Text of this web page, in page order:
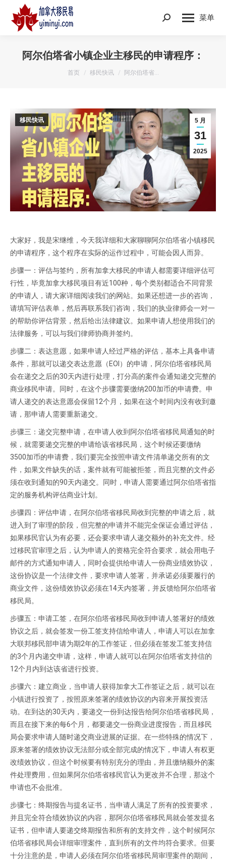
菜单
Search:
阿尔伯塔省小镇企业主移民的申请程序：
您在这里：
首页 移民快讯 阿尔伯塔省…
5 月
31
2025
移民快讯
大家好，我是宋继维，今天我详细和大家聊聊阿尔伯塔省小镇移民
的申请程序，这个程序在实际的运作过程中，可能会因人而异。
步骤一：评估与签约，所有加拿大移民的申请人都需要详细评估可
行性，毕竟加拿大移民项目有近100种，每个类别都适合不同背景
的申请人，请大家详细阅读我们的网站。如果还想进一步的咨询，
请填写评估表单，然后再联系我们咨询，我们的执业律师会一对一
的帮助你评估背景，然后给出法律建议。如果申请人想使用我们的
法律服务，可以与我们律师协商并签约。
步骤二：表达意愿，如果申请人经过严格的评估，基本上具备申请
条件，那就可以递交表达意愿（EOI）的申请，阿尔伯塔省移民局
会在递交之后的30天内进行处理，打分高的案件会通知递交完整的
商业移民申请。同时，在这个步骤需要缴纳200加币的申请费。申
请人递交的表达意愿会保留12个月，如果在这个时间内没有收到邀
请，那申请人需要重新递交。
步骤三：递交完整申请，在申请人收到阿尔伯塔省移民局通知的时
候，就需要递交完整的申请给该省移民局，这个时候还要缴纳
3500加币的申请费，我们要完全按照申请文件清单递交所有的文
件，如果文件缺失的话，案件就有可能被拒签，而且完整的文件必
须在收到通知的90天内递交。同时，申请人需要通过阿尔伯塔省指
定的服务机构评估商业计划。
步骤四：评估申请，在阿尔伯塔省移民局收到完整的申请之后，就
进入到了审理的阶段，但完整的申请并不能完全保证会通过评估，
如果移民官认为有必要，还会要求申请人递交额外的补充文件。经
过移民官审理之后，认为申请人的资格完全符合要求，就会用电子
邮件的方式通知申请人，同时会提供给申请人一份商业绩效协议，
这份协议是一个法律文件，要求申请人签署，并承诺必须要履行的
商业文件，这份绩效协议必须在14天内签署，并反馈给阿尔伯塔省
移民局。
步骤五：申请工签，在阿尔伯塔省移民局收到申请人签署好的绩效
协议之后，就会签发一份工签支持信给申请人，申请人可以在加拿
大联邦移民部申请为期2年的工作签证，但必须在签发工签支持信
的3个月内递交申请，这样，申请人就可以在阿尔伯塔省支持信的
12个月内到达该省进行投资。
步骤六：建立商业，当申请人获得加拿大工作签证之后，就可以在
小镇进行投资了，按照原来签署的绩效协议的内容来开展投资活
动。在到达的30天内，要递交一份到达报告给阿尔伯塔省移民局，
而且在接下来的每6个月，都要递交一份商业进度报告，而且移民
局会要求申请人随时递交商业进展的证据。在一些特殊的情况下，
原来签署的绩效协议无法部分或全部完成的情况下，申请人有权更
改绩效协议，但这个时候要有特别充分的理由，并且缴纳额外的案
件处理费用，但如果阿尔伯塔省移民官认为更改并不合理，那这个
申请也不会批准。
步骤七：终期报告与提名证书，当申请人满足了所有的投资要求，
并且完全符合绩效协议的内容，那阿尔伯塔省移民局就会签发提名
证书，但申请人要递交终期报告和所有的支持文件，这个时候阿尔
伯塔省移民局会详细审理案件，直到所有的文件均符合要求。但要
十分注意的是，申请人必须在阿尔伯塔省移民局审理案件的期间，